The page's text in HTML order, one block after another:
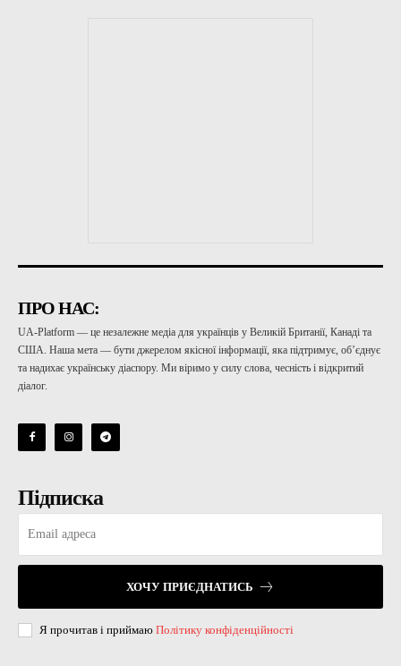
ПРО НАС:
UA-Platform — це незалежне медіа для українців у Великій Британії, Канаді та
США. Наша мета — бути джерелом якісної інформації, яка підтримує, об’єднує
та надихає українську діаспору. Ми віримо у силу слова, чесність і відкритий
діалог.
Підписка
ХОЧУ ПРИЄДНАТИСЬ
Я прочитав і приймаю Політику конфіденційності